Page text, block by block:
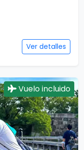
Ver detalles
Vuelo incluido